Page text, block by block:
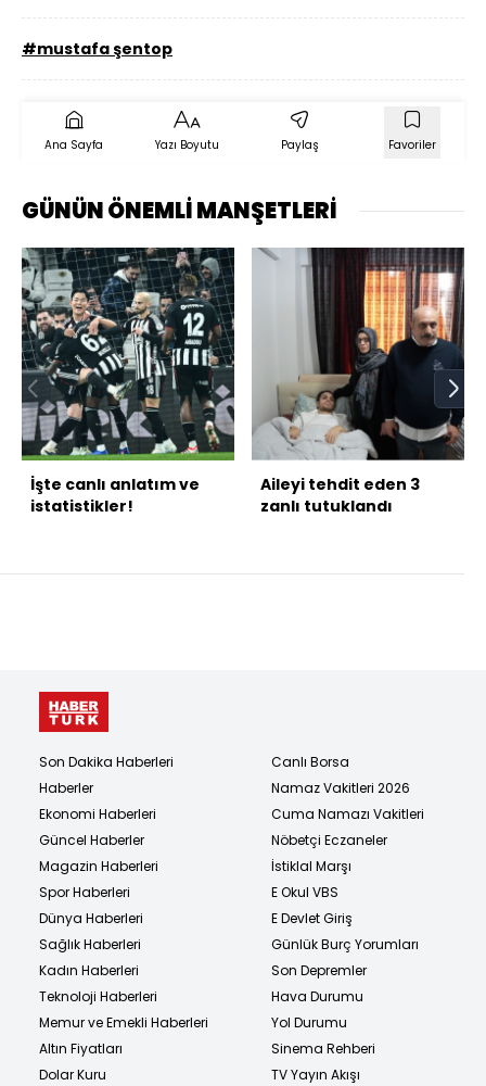
#mustafa şentop
Ana Sayfa Yazı Boyutu Paylaş Favoriler
GÜNÜN ÖNEMLİ MANŞETLERİ
İşte canlı anlatım ve
istatistikler!
Aileyi tehdit eden 3
zanlı tutuklandı
Son Dakika Haberleri
Haberler
Ekonomi Haberleri
Güncel Haberler
Magazin Haberleri
Spor Haberleri
Dünya Haberleri
Sağlık Haberleri
Kadın Haberleri
Teknoloji Haberleri
Memur ve Emekli Haberleri
Altın Fiyatları
Dolar Kuru
Canlı Borsa
Namaz Vakitleri 2026
Cuma Namazı Vakitleri
Nöbetçi Eczaneler
İstiklal Marşı
E Okul VBS
E Devlet Giriş
Günlük Burç Yorumları
Son Depremler
Hava Durumu
Yol Durumu
Sinema Rehberi
TV Yayın Akışı